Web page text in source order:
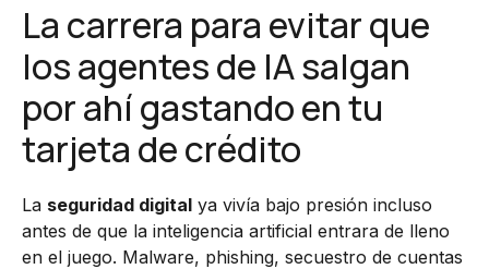
La carrera para evitar que
los agentes de IA salgan
por ahí gastando en tu
tarjeta de crédito
La seguridad digital ya vivía bajo presión incluso
antes de que la inteligencia artificial entrara de lleno
en el juego. Malware, phishing, secuestro de cuentas